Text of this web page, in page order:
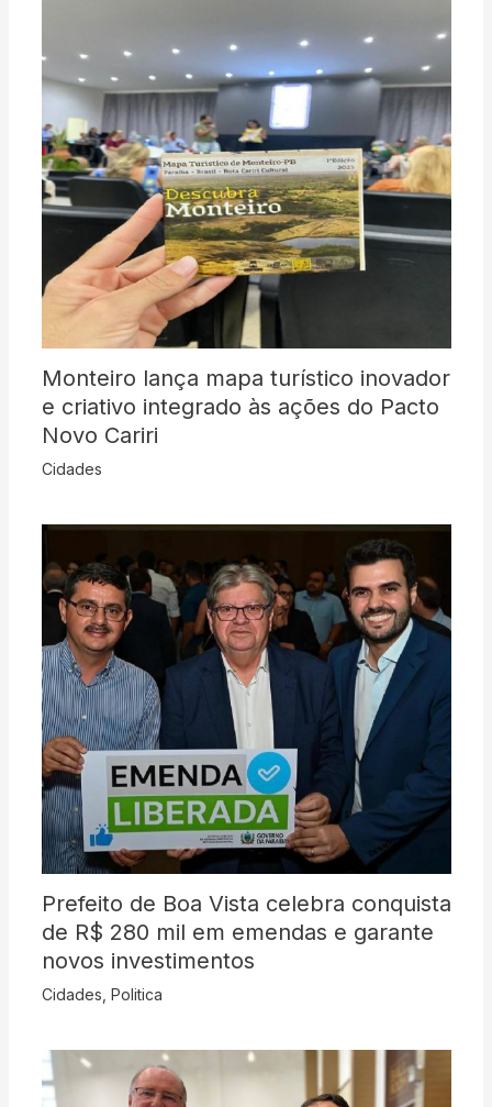
Monteiro lança mapa turístico inovador
e criativo integrado às ações do Pacto
Novo Cariri
Cidades
Prefeito de Boa Vista celebra conquista
de R$ 280 mil em emendas e garante
novos investimentos
Cidades Politica